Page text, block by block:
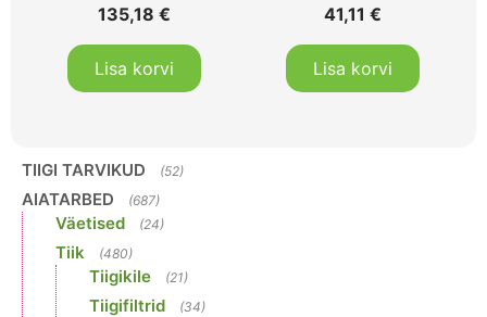
135,18 €
Lisa korvi
41,11€
Lisa korvi
TIIGI TARVIKUD (52)
AIATARBED (687)
Väetised (24)
Tiik (480)
Tiigikile (21)
Tiigifiltrid (34)